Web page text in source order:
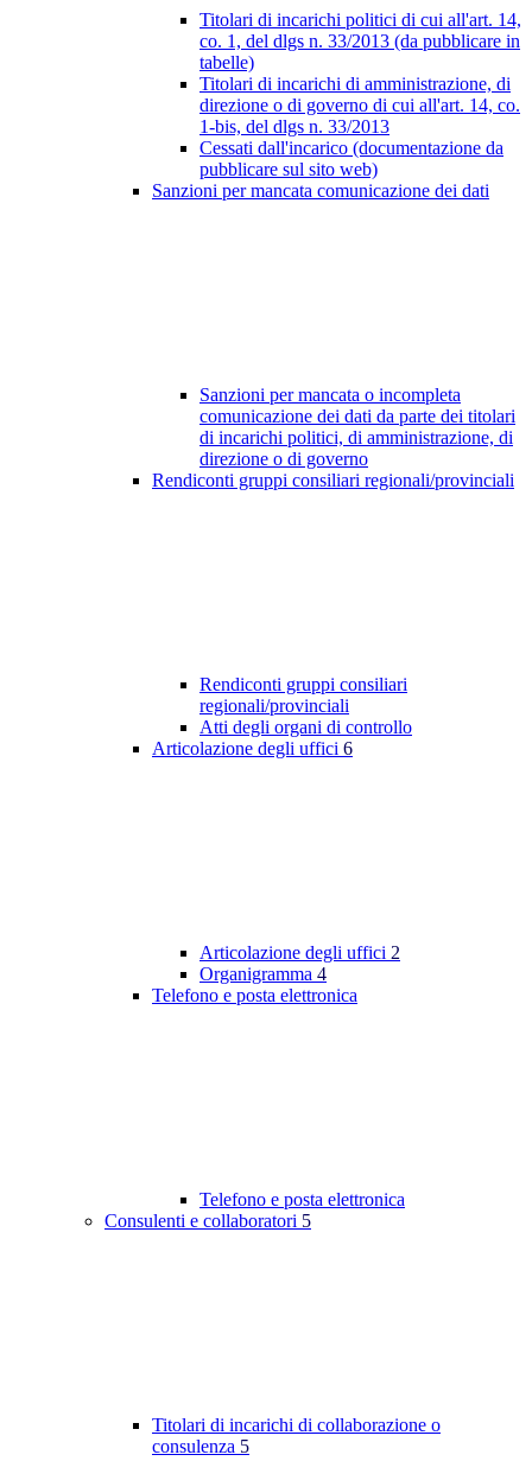
Titolari di incarichi politici di cui all'art. 14,
co. 1, del dlgs n. 33/2013 (da pubblicare in
tabelle)
Titolari di incarichi di amministrazione, di
direzione o di governo di cui all'art. 14, co.
1-bis, del dlgs n. 33/2013
Cessati dall'incarico (documentazione da
pubblicare sul sito web)
Sanzioni per mancata comunicazione dei dati
Sanzioni per mancata o incompleta
comunicazione dei dati da parte dei titolari
di incarichi politici, di amministrazione, di
direzione o di governo
Rendiconti gruppi consiliari regionali/provinciali
Rendiconti gruppi consiliari
regionali/provinciali
Atti degli organi di controllo
Articolazione degli uffici 6
Articolazione degli uffici 2
Organigramma 4
Telefono e posta elettronica
Telefono e posta elettronica
Consulenti e collaboratori 5
Titolari di incarichi di collaborazione o
consulenza 5